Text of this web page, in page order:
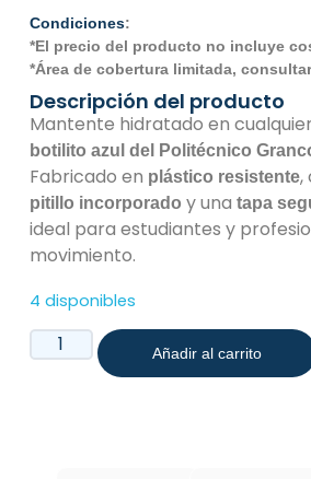
Condiciones:
*El precio del producto no incluye
*Área de cobertura limitada,
Descripción del producto
Mantente hidratado en
botilito azul del Politécnico
Fabricado en plástico resistente,
pitillo incorporado y una tapa
ideal para estudiantes y
movimiento.
4 disponibles
Añadir al carrito